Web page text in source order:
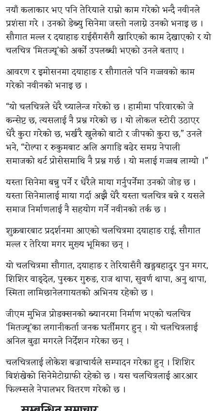
नयाँ कलाकार भए पनि तेरियाले राम्रो काम गरेको भन्दै नवीनले
प्रशंसा गरे । उनको डेब्यु सिनेमा जस्तो नलाग्ने उनको भनाइ छ ।
सौगात मल्ल र दयाहाङ राईसँगसँगै खारिएको काम देखाएको र यो
चलचित्र ‘मितज्यू’को अर्को उपलब्धी भएको उनले बताए ।
आवरण र इमोसनमा दयाहाङ र सौगातले पनि गज्जवको काम
गरेको नवीनको भनाइ छ ।
“यो चलचित्रले धेरै च्यालेन्ज गरेको छ । हामीमा परिवारको जे
कन्सेप्ट छ, त्यसलाई नै प्रश्न गरेको छ । यो लोकल स्टोरी उठाएर
धेरै कुरा गरेको छ, भर्खरै खुलेको बाटो र जीपको कुरा छ,” उनले
भने, “रोल्पा र रुकुमबाट अलि अगाडि बढेर समग्र नेपाली
समाजको थर्ट प्रोसेसमाथि नै प्रश्न गर्छ । यो मलाई गज्जब लाग्यो ।”
यस्ता सिनेमा बन्नु पर्ने र धेरैले माया गर्नुपर्नेमा उनको जोड छ ।
यस्ता सिनेमालाई माया गर्दा अझै धेरै यस्ता चलचित्र बन्ने र यसले
समाज निर्माणलाई नै सहयोग गर्ने नवीनको तर्क छ ।
शुक्रबारबाट प्रदर्शनमा आएको चलचित्रमा दयाहाङ राई, सौगात
मल्ल र तेरिया मगर मुख्य भूमिका छन् ।
यो चलचित्रमा सौगात, दयाहाङ र तेरियासँगै खड्गबहादुर पुन मगर,
शिशिर वाङ्देल, पुस्कर गुरुङ, राज थापा, सुवर्ण थापा, अनु थापा,
स्मिता लामिछानेलगायतको अभिनय रहेको छ ।
जीएम मुभिज प्रोडक्सनको ब्यानरमा निर्माण भएको चलचित्र
‘मितज्यू’का लगानीकर्ता जनक घर्तीमगर हुन् । यो चलचित्रलाई
अनिल बुढा मगरले निर्देशन गरेका छन् ।
चलचित्रलाई लोकेश बज्राचार्यले सम्पादन गरेका हुन् । शिशिर
बिशंखेको सिनेमेटोग्राफी रहेको छ । यस चलचित्रलाई आरआर
फिल्म्सले नेपालभर वितरण गरेको छ ।